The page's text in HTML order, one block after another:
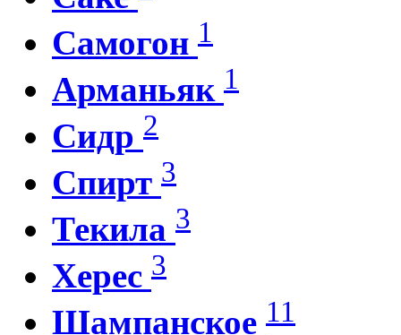
Самогон 1
Арманьяк 1
Сидр 2
Спирт 3
Текила 3
Херес 3
Шампанское 11